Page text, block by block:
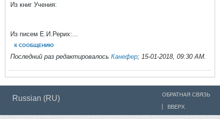
Из книг Учения:
Из писем Е.И.Рерих:...
К СООБЩЕНИЮ
Последний раз редактировалось Канефер; 15-01-2018, 09:30 AM.
Russian (RU) ОБРАТНАЯ СВЯЗЬ
ВВЕРХ